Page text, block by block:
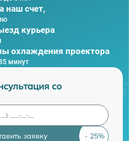
наш счет,
курьера
охлаждения проектора
минут
со
заявку